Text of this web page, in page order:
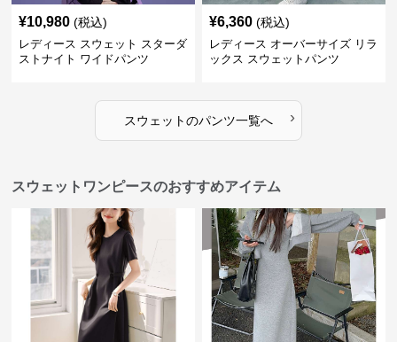
¥10,980 (税込)
レディース スウェット スターダ
ストナイト ワイドパンツ
¥6,360 (税込)
レディース オーバーサイズ リラ
ックス スウェットパンツ
スウェットのパンツ一覧へ ›
スウェットワンピースのおすすめアイテム